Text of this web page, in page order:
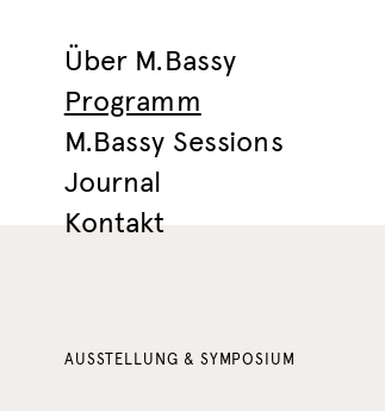
Über M.Bassy
Programm
M.Bassy Sessions
Journal
Kontakt
AUSSTELLUNG & SYMPOSIUM